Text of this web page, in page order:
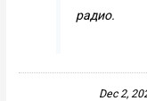
радио.
Dec 2,